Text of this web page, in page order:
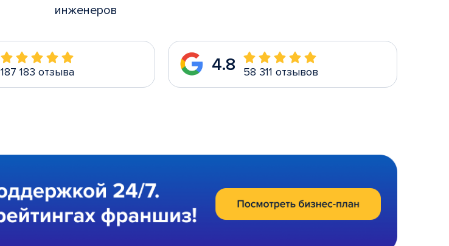
инженеров
187 183 отзыва 4.8 58 311 отзывов